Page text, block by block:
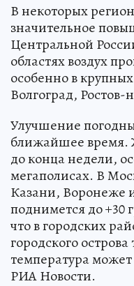
В некоторых
значительное
Центральной
областях воздух
особенно в
Волгоград,
Улучшение
ближайшее время.
до конца недели,
мегаполисах. В
Казани, Воронеже
поднимется до +30
что в городских
городского
температура
РИА Новости.